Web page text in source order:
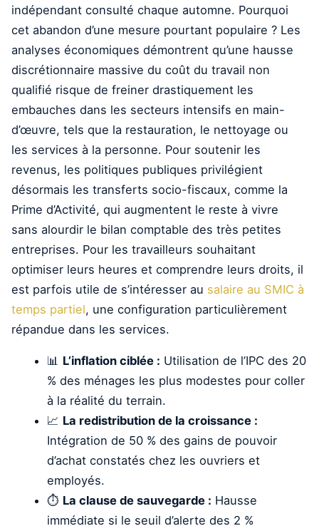
indépendant consulté chaque automne. Pourquoi
cet abandon d’une mesure pourtant populaire ? Les
analyses économiques démontrent qu’une hausse
discrétionnaire massive du coût du travail non
qualifié risque de freiner drastiquement les
embauches dans les secteurs intensifs en main-
d’œuvre, tels que la restauration, le nettoyage ou
les services à la personne. Pour soutenir les
revenus, les politiques publiques privilégient
désormais les transferts socio-fiscaux, comme la
Prime d’Activité, qui augmentent le reste à vivre
sans alourdir le bilan comptable des très petites
entreprises. Pour les travailleurs souhaitant
optimiser leurs heures et comprendre leurs droits, il
est parfois utile de s’intéresser au salaire au SMIC à
temps partiel, une configuration particulièrement
répandue dans les services.
📊 L’inflation ciblée : Utilisation de l’IPC des 20
% des ménages les plus modestes pour coller
à la réalité du terrain.
📈 La redistribution de la croissance :
Intégration de 50 % des gains de pouvoir
d’achat constatés chez les ouvriers et
employés.
⏱️ La clause de sauvegarde : Hausse
immédiate si le seuil d’alerte des 2 %